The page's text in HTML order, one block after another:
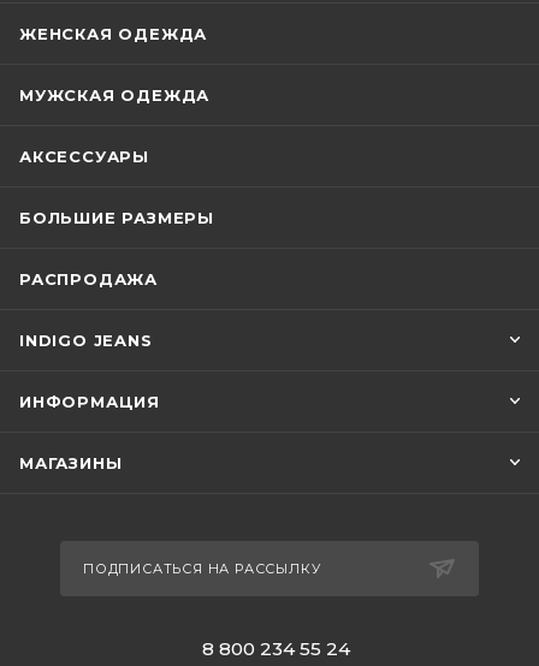
ЖЕНСКАЯ ОДЕЖДА
МУЖСКАЯ ОДЕЖДА
АКСЕССУАРЫ
БОЛЬШИЕ РАЗМЕРЫ
РАСПРОДАЖА
INDIGO JEANS
ИНФОРМАЦИЯ
МАГАЗИНЫ
ПОДПИСАТЬСЯ НА РАССЫЛКУ
8 800 234 55 24